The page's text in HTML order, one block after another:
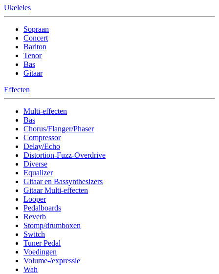
Ukeleles
Sopraan
Concert
Bariton
Tenor
Bas
Gitaar
Effecten
Multi-effecten
Bas
Chorus/Flanger/Phaser
Compressor
Delay/Echo
Distortion-Fuzz-Overdrive
Diverse
Equalizer
Gitaar en Bassynthesizers
Gitaar Multi-effecten
Looper
Pedalboards
Reverb
Stomp/drumboxen
Switch
Tuner Pedal
Voedingen
Volume-/expressie
Wah